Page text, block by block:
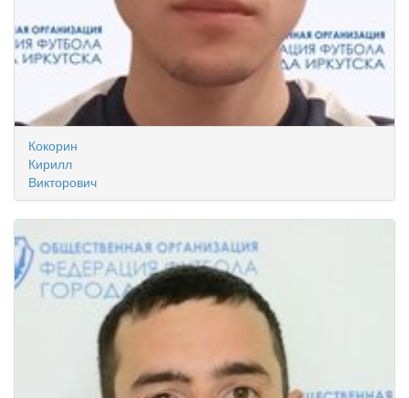
Кокорин
Кирилл
Викторович